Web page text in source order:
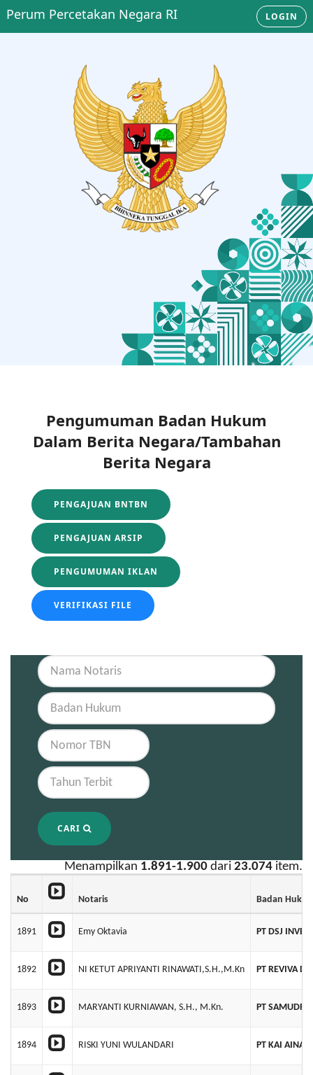
Perum Percetakan Negara RI LOGIN
Pengumuman Badan Hukum
Dalam Berita Negara/Tambahan
Berita Negara
PENGAJUAN BNTBN
PENGAJUAN ARSIP
PENGUMUMAN IKLAN
VERIFIKASI FILE
CARI
Menampilkan 1.891-1.900 dari 23.074 item.
No Notaris Badan
1891 Emy Oktavia PT DSJ
1892 NI KETUT APRIYANTI RINAWATI,S.H.,M.Kn PT REVIVA
1893 MARYANTI KURNIAWAN, S.H., M.Kn. PT
1894 RISKI YUNI WULANDARI PT KAI AINA